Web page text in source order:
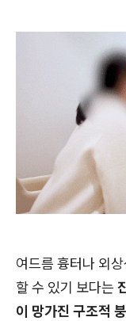
여드름 흉터나 외
할 수 있기 보다는
이 망가진 구조적